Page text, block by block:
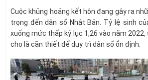
Cuộc khủng hoảng kết hôn đang gây ra
trọng đến dân số Nhật Bản. Tỷ lệ sinh
xuống mức thấp kỷ lục 1,26 vào năm
cho là cần thiết để duy trì dân số ổn định.